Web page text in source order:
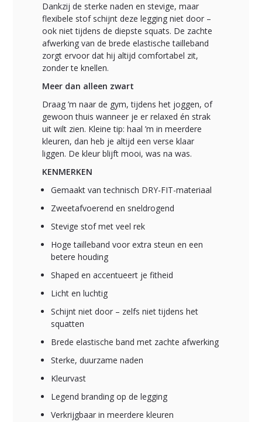
Dankzij de sterke naden en stevige, maar
flexibele stof schijnt deze legging niet door –
ook niet tijdens de diepste squats. De zachte
afwerking van de brede elastische tailleband
zorgt ervoor dat hij altijd comfortabel zit,
zonder te knellen.
Meer dan alleen zwart
Draag ’m naar de gym, tijdens het joggen, of
gewoon thuis wanneer je er relaxed én strak
uit wilt zien. Kleine tip: haal ’m in meerdere
kleuren, dan heb je altijd een verse klaar
liggen. De kleur blijft mooi, was na was.
KENMERKEN
Gemaakt van technisch DRY-FIT-materiaal
Zweetafvoerend en sneldrogend
Stevige stof met veel rek
Hoge tailleband voor extra steun en een
betere houding
Shaped en accentueert je fitheid
Licht en luchtig
Schijnt niet door – zelfs niet tijdens het
squatten
Brede elastische band met zachte afwerking
Sterke, duurzame naden
Kleurvast
Legend branding op de legging
Verkrijgbaar in meerdere kleuren